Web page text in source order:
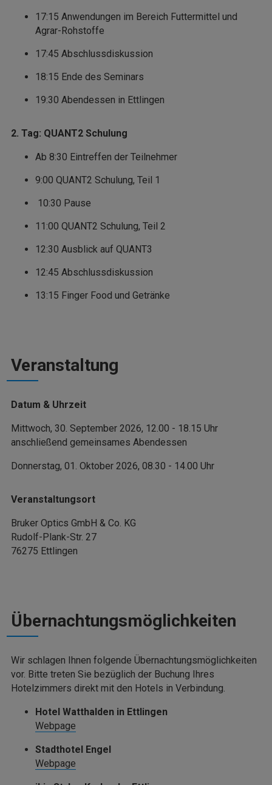
17:15 Anwendungen im Bereich Futtermittel und
Agrar-Rohstoffe
17:45 Abschlussdiskussion
18:15 Ende des Seminars
19:30 Abendessen in Ettlingen
2. Tag: QUANT2 Schulung
Ab 8:30 Eintreffen der Teilnehmer
9:00 QUANT2 Schulung, Teil 1
10:30 Pause
11:00 QUANT2 Schulung, Teil 2
12:30 Ausblick auf QUANT3
12:45 Abschlussdiskussion
13:15 Finger Food und Getränke
Veranstaltung
Datum & Uhrzeit
Mittwoch, 30. September 2026, 12.00 - 18.15 Uhr
anschließend gemeinsames Abendessen
Donnerstag, 01. Oktober 2026, 08.30 - 14.00 Uhr
Veranstaltungsort
Bruker Optics GmbH & Co. KG
Rudolf-Plank-Str. 27
76275 Ettlingen
Übernachtungsmöglichkeiten
Wir schlagen Ihnen folgende Übernachtungsmöglichkeiten
vor. Bitte treten Sie bezüglich der Buchung Ihres
Hotelzimmers direkt mit den Hotels in Verbindung.
Hotel Watthalden in Ettlingen
Webpage
Stadthotel Engel
Webpage